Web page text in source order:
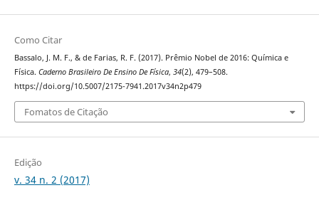
Como Citar
Bassalo, J. M. F., & de Farias, R. F. (2017). Prêmio Nobel de 2016: Química e
Física. Caderno Brasileiro De Ensino De Física, 34(2), 479–508.
https://doi.org/10.5007/2175-7941.2017v34n2p479
Fomatos de Citação
Edição
v. 34 n. 2 (2017)